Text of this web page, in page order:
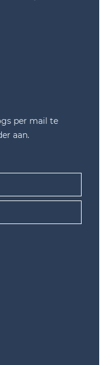
per mail te
aan.